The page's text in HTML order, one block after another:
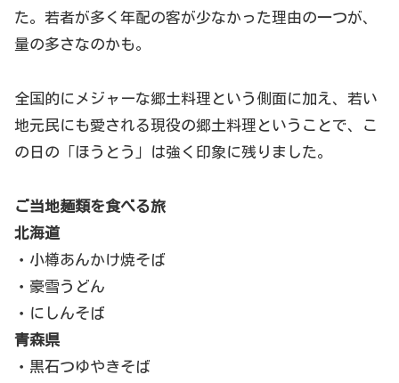
た。若者が多く年配の客が少なかった理由の一つが、
量の多さなのかも。
全国的にメジャーな郷土料理という側面に加え、若い
地元民にも愛される現役の郷土料理ということで、こ
の日の「ほうとう」は強く印象に残りました。
ご当地麺類を食べる旅
北海道
・小樽あんかけ焼そば
・豪雪うどん
・にしんそば
青森県
・黒石つゆやきそば